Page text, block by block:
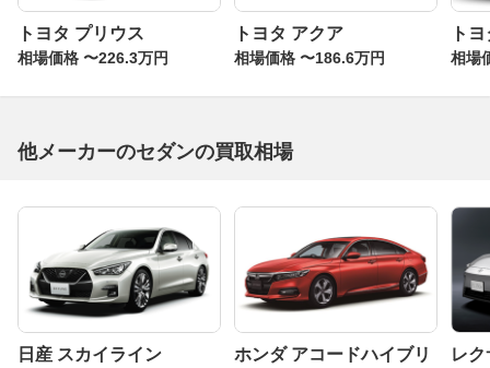
トヨタ プリウス
相場価格 〜226.3万円
トヨタ アクア
相場価格 〜186.6万円
ト
相場
他メーカーのセダンの買取相場
日産 スカイライン
ホンダ アコードハイブリ
レ